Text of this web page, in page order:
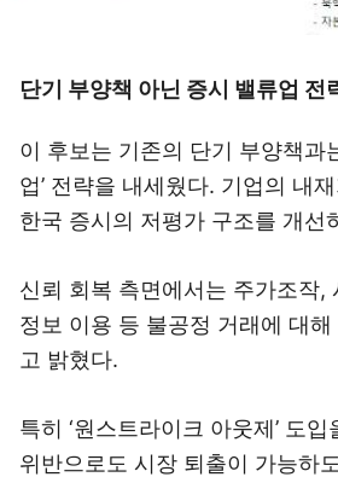
단기 부양책 아닌 증시 밸류업 전
이 후보는 기존의 단기 부양책과
업’ 전략을 내세웠다. 기업의 내
한국 증시의 저평가 구조를 개선
신뢰 회복 측면에서는 주가조작,
정보 이용 등 불공정 거래에 대
고 밝혔다.
특히 ‘원스트라이크 아웃제’ 도
위반으로도 시장 퇴출이 가능하